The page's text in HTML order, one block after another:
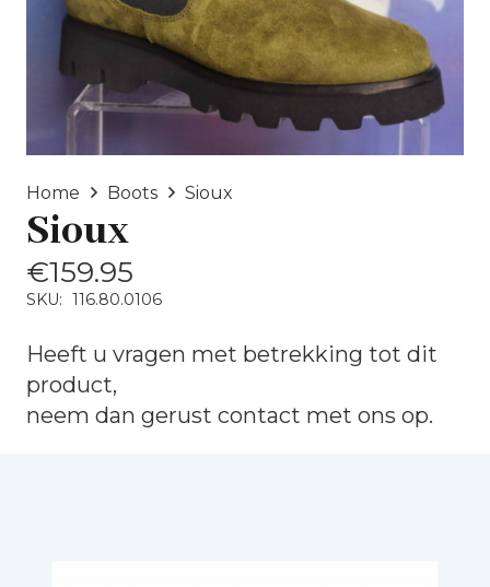
Home Boots Sioux
Sioux
€159.95
SKU: 116.80.0106
Heeft u vragen met betrekking tot dit
product,
neem dan gerust contact met ons op.